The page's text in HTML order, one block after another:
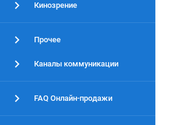
Кинозрение
Прочее
Каналы коммуникации
FAQ Онлайн-продажи